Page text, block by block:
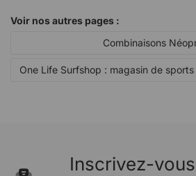
Voir nos autres pages :
Combinaisons
One Life Surfshop : magasin de
Inscrivez-